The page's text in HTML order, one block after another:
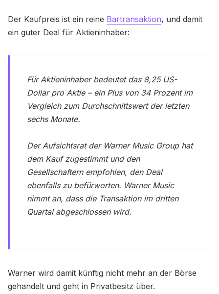
Der Kaufpreis ist ein reine Bartransaktion, und damit
ein guter Deal für Aktieninhaber:
Für Aktieninhaber bedeutet das 8,25 US-
Dollar pro Aktie – ein Plus von 34 Prozent im
Vergleich zum Durchschnittswert der letzten
sechs Monate.
Der Aufsichtsrat der Warner Music Group hat
dem Kauf zugestimmt und den
Gesellschaftern empfohlen, den Deal
ebenfalls zu befürworten. Warner Music
nimmt an, dass die Transaktion im dritten
Quartal abgeschlossen wird.
Warner wird damit künftig nicht mehr an der Börse
gehandelt und geht in Privatbesitz über.